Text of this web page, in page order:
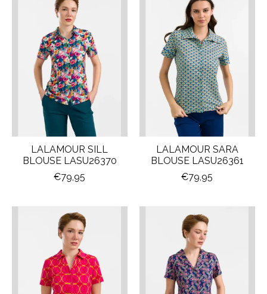
LALAMOUR SILL
BLOUSE LASU26370
€79,95
LALAMOUR SARA
BLOUSE LASU26361
€79,95